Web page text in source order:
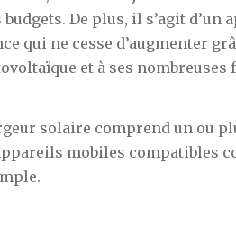
budgets. De plus, il s’agit
qui ne cesse d’augmenter
et à ses nombreuses
solaire comprend un ou
mobiles compatibles